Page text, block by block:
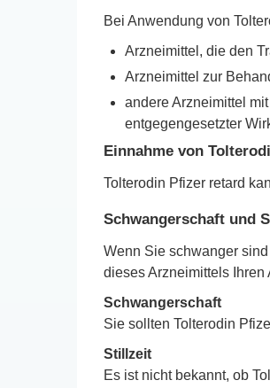
Bei Anwendung von
Arzneimittel, die den
Arzneimittel zur
andere Arzneimittel
entgegengesetzter
Einnahme von
Tolterodin Pfizer retard
Schwangerschaft und
Wenn Sie schwanger
dieses Arzneimittels Ihren
Schwangerschaft
Sie sollten Tolterodin
Stillzeit
Es ist nicht bekannt, ob